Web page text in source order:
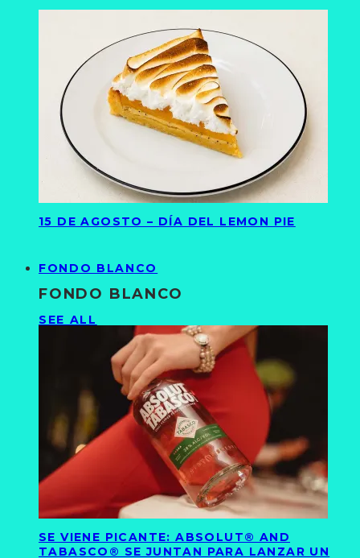
15 DE AGOSTO – DÍA DEL LEMON PIE
FONDO BLANCO
FONDO BLANCO
SEE ALL
SE VIENE PICANTE: ABSOLUT® AND
TABASCO® SE JUNTAN PARA LANZAR UN